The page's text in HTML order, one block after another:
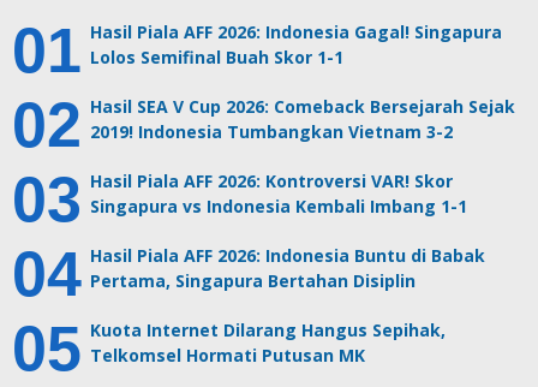
Hasil Piala AFF 2026: Indonesia Gagal! Singapura
Lolos Semifinal Buah Skor 1-1
Hasil SEA V Cup 2026: Comeback Bersejarah Sejak
2019! Indonesia Tumbangkan Vietnam 3-2
Hasil Piala AFF 2026: Kontroversi VAR! Skor
Singapura vs Indonesia Kembali Imbang 1-1
Hasil Piala AFF 2026: Indonesia Buntu di Babak
Pertama, Singapura Bertahan Disiplin
Kuota Internet Dilarang Hangus Sepihak,
Telkomsel Hormati Putusan MK